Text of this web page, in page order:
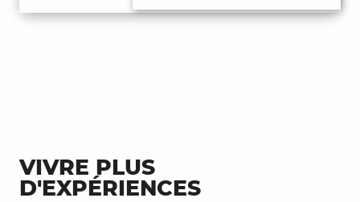
VIVRE PLUS
D'EXPÉRIENCES